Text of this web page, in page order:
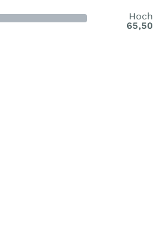
Hoch
65,50